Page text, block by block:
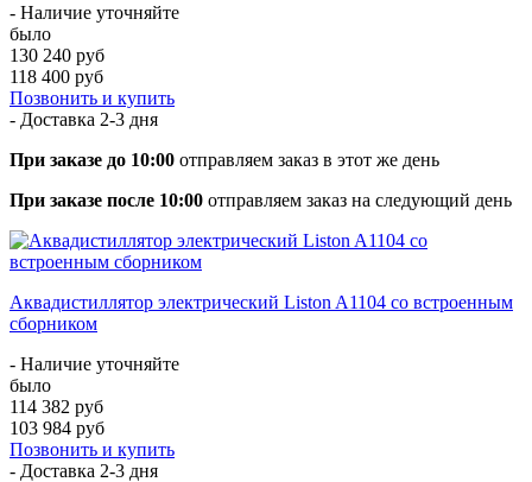
- Наличие уточняйте
было
130 240 руб
118 400 руб
Позвонить и купить
- Доставка 2-3 дня
При заказе до 10:00 отправляем заказ в этот же день
При заказе после 10:00 отправляем заказ на следующий день
Аквадистиллятор электрический Liston A1104 со встроенным
сборником
- Наличие уточняйте
было
114 382 руб
103 984 руб
Позвонить и купить
- Доставка 2-3 дня